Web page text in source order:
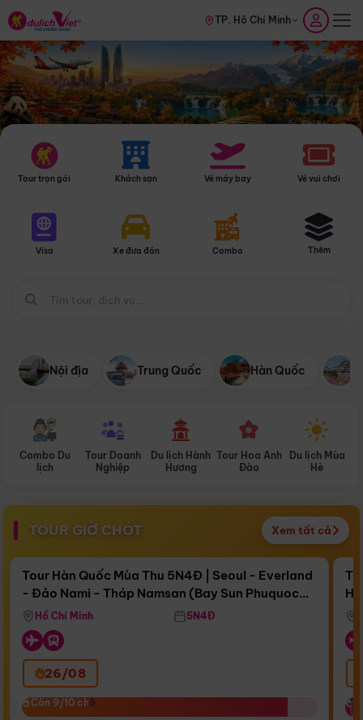
TP. Hồ Chí Minh
Tour trọn gói Khách sạn Vé máy bay Vé vui chơi
Visa Xe đưa đón Combo Thêm
Nội địa Trung Quốc Hàn Quốc
Combo Du
lịch
Tour Doanh
Nghiệp
Du lịch Hành
Hương
Tour Hoa Anh
Đào
Du lịch Mùa
Hè
TOUR GIỜ CHÓT Xem tất cả
Còn17 ngày 07:44:09
Bay Sun Phuquoc Airways
Điểm nổi bật
Tour Hàn Quốc Mùa Thu 5N4Đ | Seoul - Everland
- Đảo Nami - Tháp Namsan (Bay Sun Phuquoc
Airways)
Hồ Chí Minh 5N4Đ
26/08
Còn 9/10 chỗ
Còn 9/10 chỗ